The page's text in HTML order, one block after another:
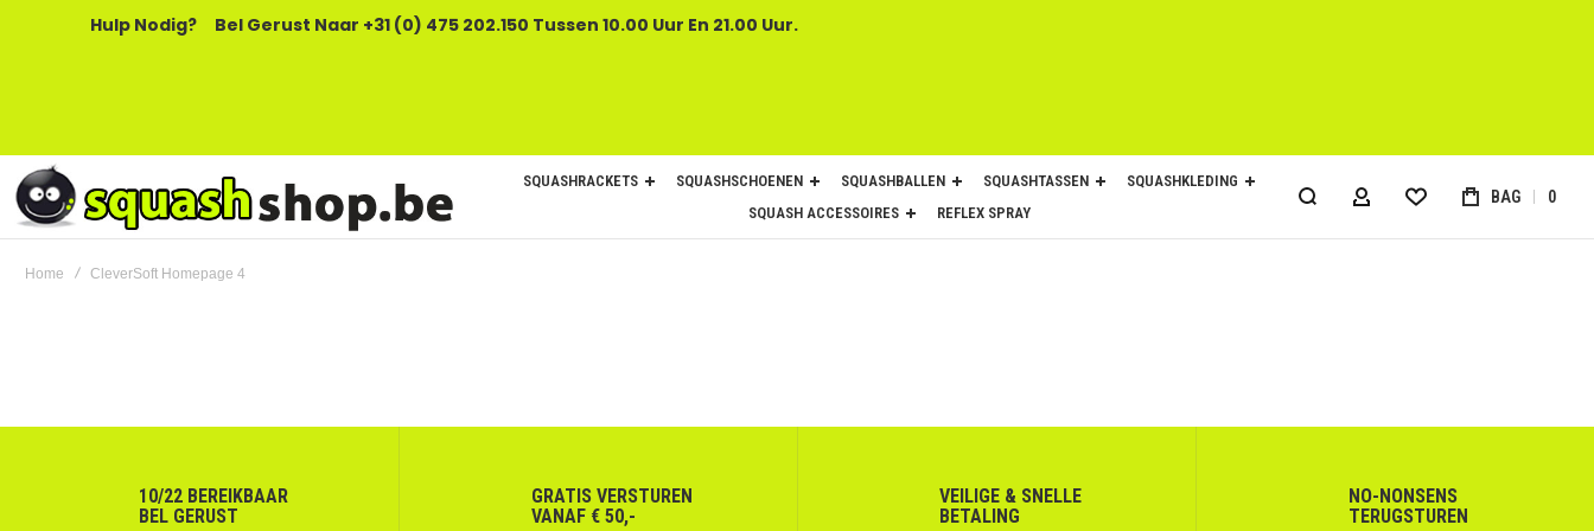
Hulp Nodig? Bel Gerust Naar +31 (0) 475 202.150 Tussen 10.00 Uur En 21.00 Uur.
SQUASHRACKETS SQUASHSCHOENEN SQUASHBALLEN SQUASHTASSEN
SQUASHKLEDING
SQUASH ACCESSOIRES
REFLEX SPRAY ACCOUNT BAG 0
Home CleverSoft Homepage 4
10/22 BEREIKBAAR
BEL GERUST
GRATIS VERSTUREN
VANAF € 50,-
VEILIGE & SNELLE
BETALING
NO-NONSENS
TERUGSTUREN